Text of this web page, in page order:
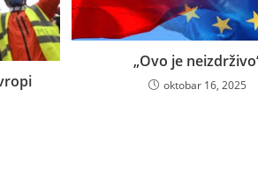
„Ovo je
oktobar 16, 2025